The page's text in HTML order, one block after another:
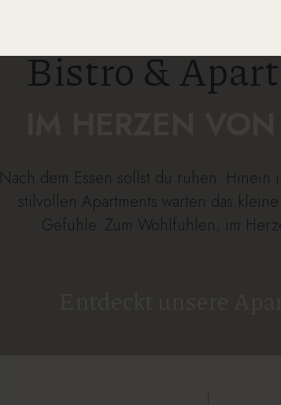
Bistro &
Nach dem Essen sollst du ruhen. Hinein
stilvollen Apartments warten das
Gefühle. Zum Wohlfühlen, im